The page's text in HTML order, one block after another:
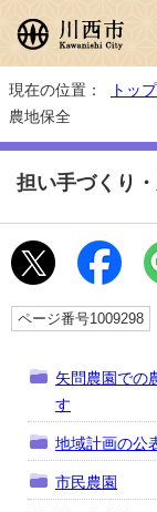
現在の位置： トッ
農地保全
担い手づくり
ページ番号1009298
矢問農園での
す
地域計画の公
市民農園